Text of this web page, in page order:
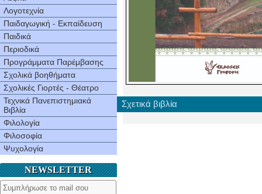
Λογοτεχνία
Παιδαγωγική - Εκπαίδευση
Παιδικά
Περιοδικά
Προγράμματα Παρέμβασης
Σχολικά βοηθήματα
Σχολικές Γιορτές - Θέατρο
Τεχνικά Πανεπιστημιακά
Βιβλία
Φιλολογία
Φιλοσοφία
Ψυχολογία
NEWSLETTER
Σχετικά βιβλία